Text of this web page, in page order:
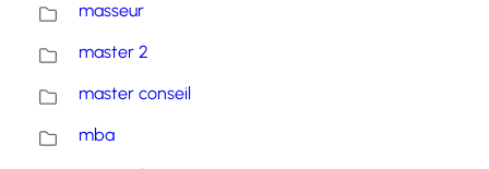
masseur
master 2
master conseil
mba